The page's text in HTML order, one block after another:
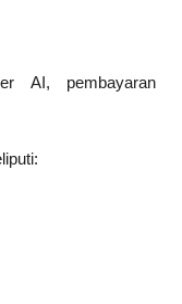
AI, pembayaran